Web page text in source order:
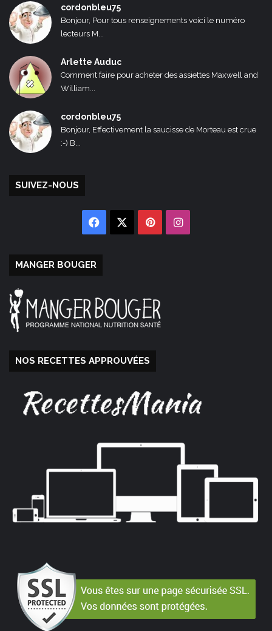
cordonbleu75
Bonjour, Pour tous renseignements voici le numéro
lecteurs M...
Arlette Auduc
Comment faire pour acheter des assiettes Maxwell and
William...
cordonbleu75
Bonjour, Effectivement la saucisse de Morteau est crue
:-) B...
SUIVEZ-NOUS
Facebook PinterestInstagram
MANGER BOUGER
NOS RECETTES APPROUVÉES